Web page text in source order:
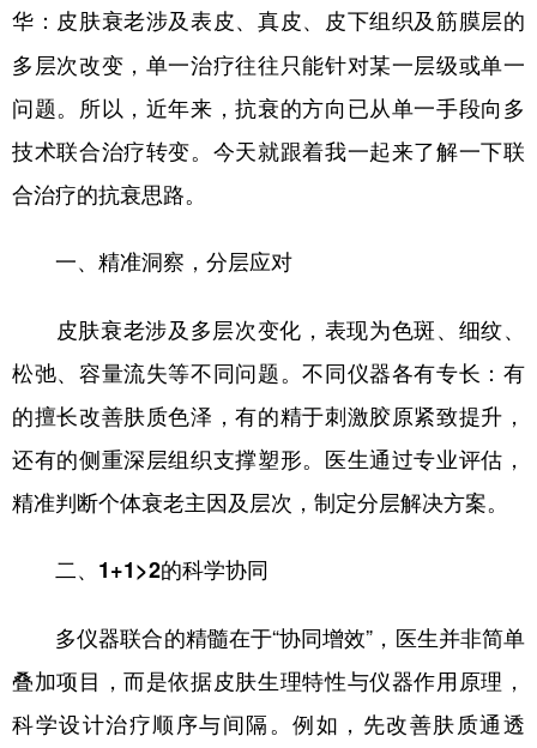
华： 皮肤衰老涉及表皮、真皮、皮下组织及筋膜层的
多层次改变，单一治疗往往只能针对某一层级或单一
问题。所以，近年来，抗衰的方向已从单一手段向多
技术联合治疗转变。今天就跟着我一起来了解一下联
合治疗的抗衰思路。
一、精准洞察，分层应对
皮肤衰老涉及多层次变化，表现为色斑、细纹、
松弛、容量流失等不同问题。不同仪器各有专长：有
的擅长改善肤质色泽，有的精于刺激胶原紧致提升，
还有的侧重深层组织支撑塑形。医生通过专业评估，
精准判断个体衰老主因及层次，制定分层解决方案。
二、1+1>2的科学协同
多仪器联合的精髓在于“协同增效”，医生并非简单
叠加项目，而是依据皮肤生理特性与仪器作用原理，
科学设计治疗顺序与间隔。例如，先改善肤质通透